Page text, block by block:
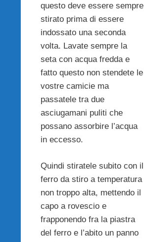
questo deve essere sempre
stirato prima di essere
indossato una seconda
volta. Lavate sempre la
seta con acqua fredda e
fatto questo non stendete le
vostre camicie ma
passatele tra due
asciugamani puliti che
possano assorbire l’acqua
in eccesso.
Quindi stiratele subito con il
ferro da stiro a temperatura
non troppo alta, mettendo il
capo a rovescio e
frapponendo fra la piastra
del ferro e l’abito un panno